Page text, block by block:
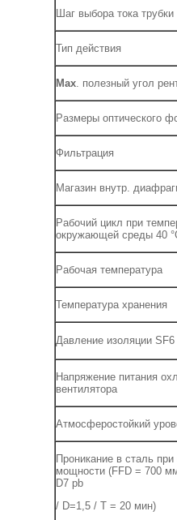
Шаг выбора тока трубки
Тип действия
Max. полезный угол
Размеры оптического
Фильтрация
Магазин внутр.
Рабочий цикл при
окружающей среды 40
Рабочая температура
Температура хранения
Давление изоляции SF6
Напряжение питания
вентилятора
Атмосферостойкий
Проникание в сталь при
мощности (FFD = 700
D7 pb
/ D=1,5 / T = 20 мин)